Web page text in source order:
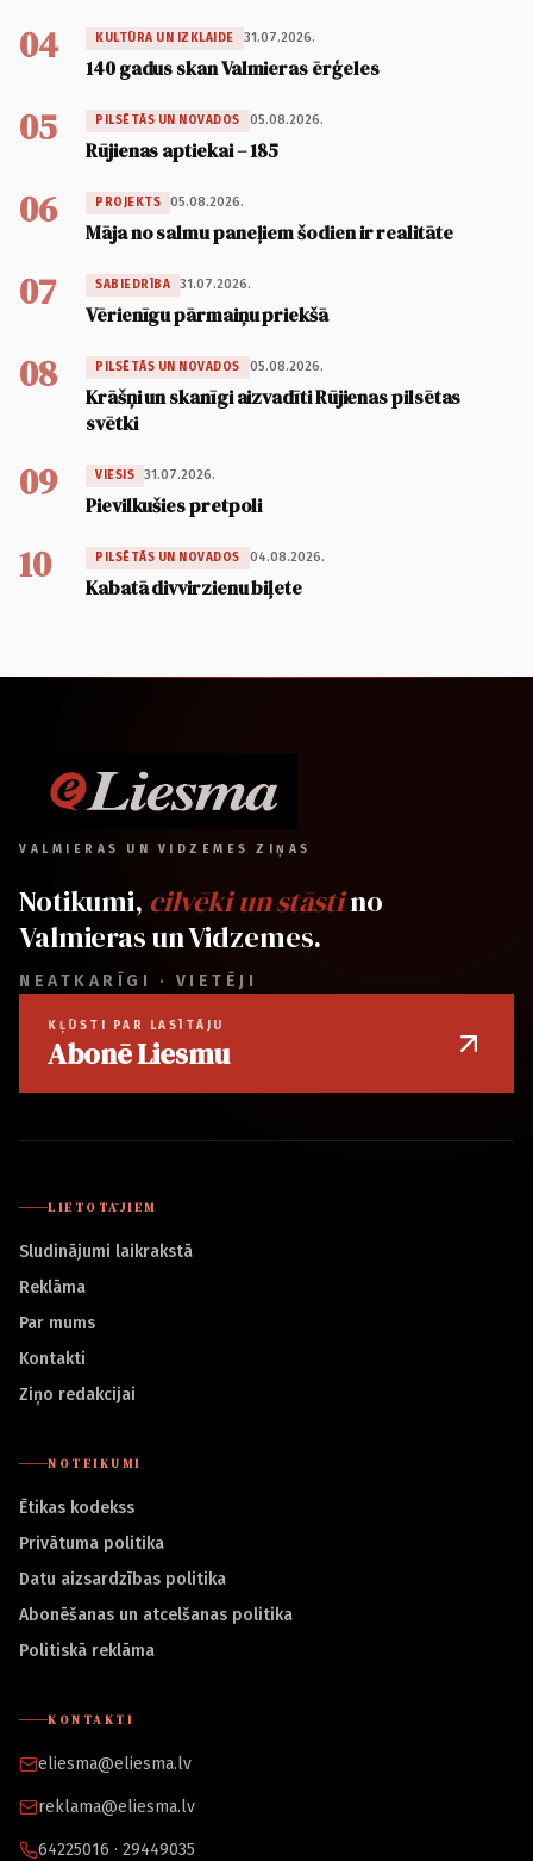
04 KULTŪRA UN IZKLAIDE 31.07.2026.
140 gadus skan Valmieras ērģeles
05 PILSĒTĀS UN NOVADOS 05.08.2026.
Rūjienas aptiekai – 185
06 PROJEKTS 05.08.2026.
Māja no salmu paneļiem šodien ir realitāte
07 SABIEDRĪBA 31.07.2026.
Vērienīgu pārmaiņu priekšā
08 PILSĒTĀS UN NOVADOS 05.08.2026.
Krāšņi un skanīgi aizvadīti Rūjienas pilsētas
svētki
09 VIESIS 31.07.2026.
Pievilkušies pretpoli
10 PILSĒTĀS UN NOVADOS 04.08.2026.
Kabatā divvirzienu biļete
VALMIERAS UN VIDZEMES ZIŅAS
Notikumi, cilvēki un stāstino
Valmieras un Vidzemes.
NEATKARĪGI · VIETĒJI
KĻŪSTI PAR LASĪTĀJU
Abonē Liesmu
LIETOTĀJIEM
Sludinājumi laikrakstā
Reklāma
Par mums
Kontakti
Ziņo redakcijai
NOTEIKUMI
Ētikas kodekss
Privātuma politika
Datu aizsardzības politika
Abonēšanas un atcelšanas politika
Politiskā reklāma
KONTAKTI
eliesma@eliesma.lv
reklama@eliesma.lv
64225016 · 29449035